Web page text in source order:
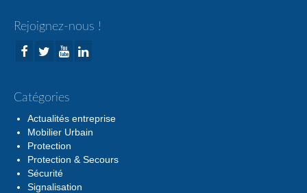
Rejoignez-nous !
Catégories
Actualités entreprise
Mobilier Urbain
Protection
Protection & Secours
Sécurité
Signalisation